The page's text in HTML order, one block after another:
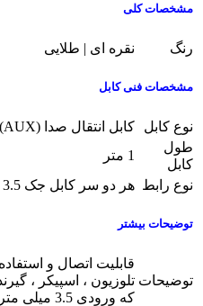
مشخصات کلی
رنگ نقره ای | طلایی
مشخصات فنی کابل
نوع کابل
کابل انتقال صدا (AUX)
طول
کابل
1 متر
نوع رابط هر دو سر کابل جک 3.5 میلی متری
توضیحات بیشتر
توضيحات
قابلیت اتصال و
تلوزیون ، اسپیکر ،
که ورودی 3.5 میلی متری دارد